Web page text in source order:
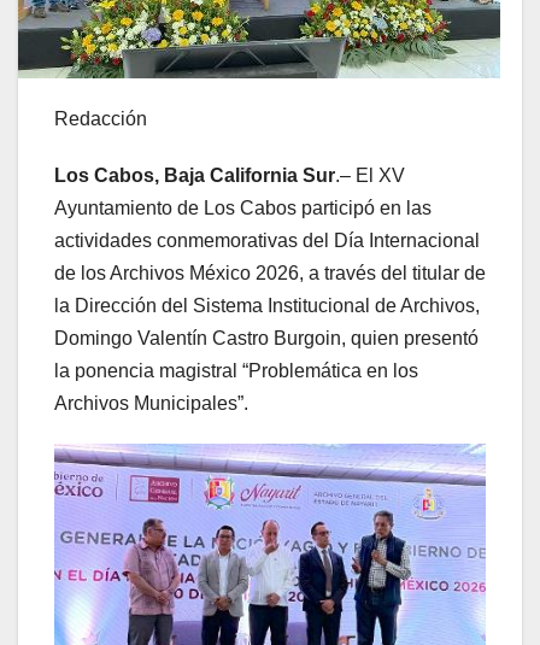
Redacción
Los Cabos, Baja California Sur.– El XV
Ayuntamiento de Los Cabos participó en las
actividades conmemorativas del Día Internacional
de los Archivos México 2026, a través del titular de
la Dirección del Sistema Institucional de Archivos,
Domingo Valentín Castro Burgoin, quien presentó
la ponencia magistral “Problemática en los
Archivos Municipales”.